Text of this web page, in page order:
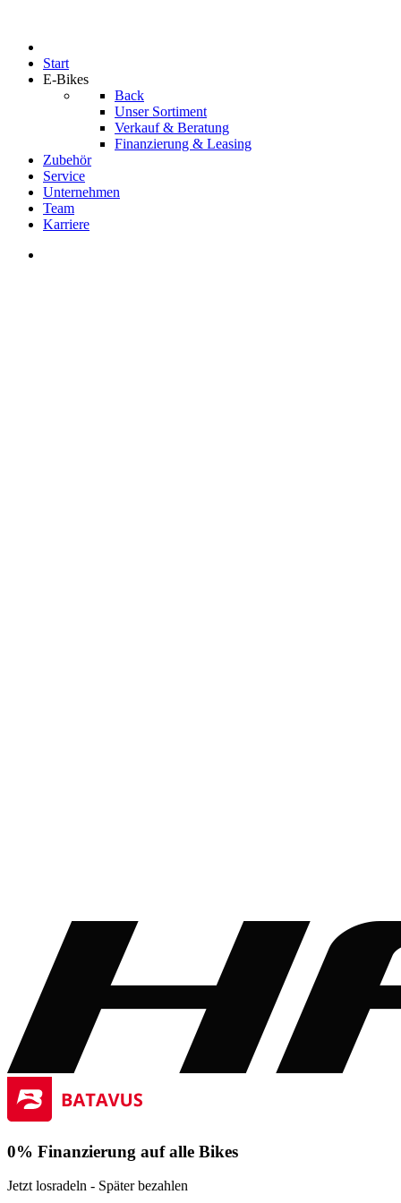
Start
E-Bikes
Back
Unser Sortiment
Verkauf & Beratung
Finanzierung & Leasing
Zubehör
Service
Unternehmen
Team
Karriere
0% Finanzierung auf alle Bikes
Jetzt losradeln - Später bezahlen